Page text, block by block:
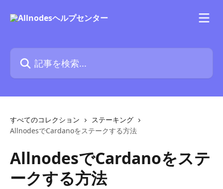
記事を検索...
すべてのコレクション
ステーキング
AllnodesでCardanoをステークする方法
AllnodesでCardanoをステ
ークする方法